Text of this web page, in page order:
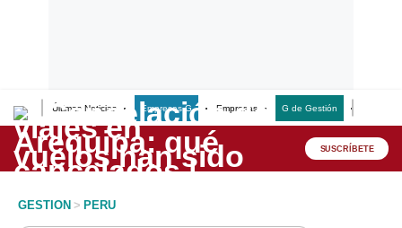
Últimas Noticias Empresas G Empresas G de Gestión
Lo último
Peru Quiosco SUSCRÍBETE
GESTION > PERU